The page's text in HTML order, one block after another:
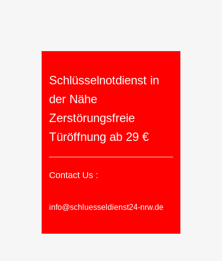
Schlüsselnotdienst in
der Nähe
Zerstörungsfreie
Türöffnung ab 29 €
Contact Us :
info@schluesseldienst24-nrw.de